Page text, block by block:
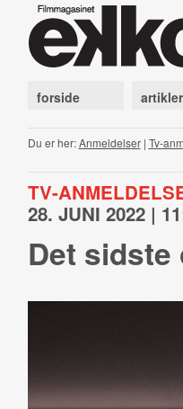
forside artikler
Du er her:Anmeldelser| Tv-
TV-
28. JUNI 2022 |
Det sidste